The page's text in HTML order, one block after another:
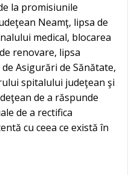
la promisiunile
Neamţ, lipsa de
medical, blocarea
renovare, lipsa
Asigurări de Sănătate,
spitalului judeţean şi
de a răspunde
de a rectifica
cu ceea ce există în